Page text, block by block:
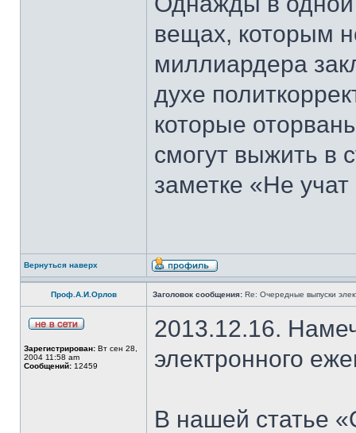
вещах, которым
миллиардера
духе
которые
смогут выжить в
заметке «Не
Вернуться наверх
Проф.А.И.Орлов Заголовок сообщения: Re: Очередные выпуски
Зарегистрирован: Вт сен 28,
2004 11:58 am
Сообщений: 12459
2013.12.16.
электронного
В нашей статье